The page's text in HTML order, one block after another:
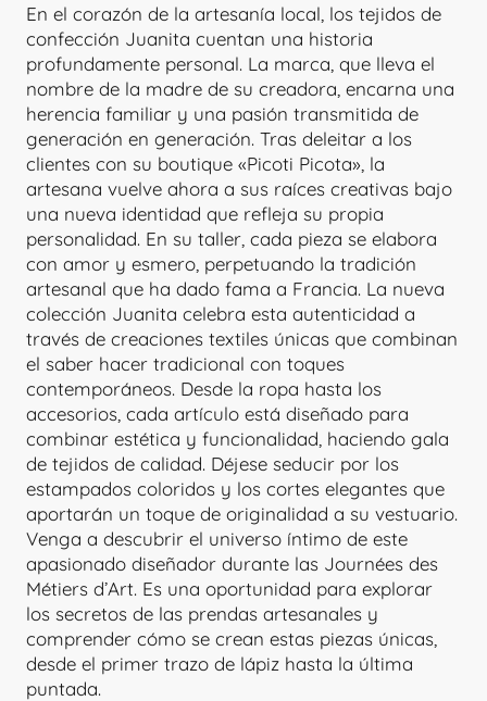
En el corazón de la artesanía local, los tejidos de
confección Juanita cuentan una historia
profundamente personal. La marca, que lleva el
nombre de la madre de su creadora, encarna una
herencia familiar y una pasión transmitida de
generación en generación. Tras deleitar a los
clientes con su boutique «Picoti Picota», la
artesana vuelve ahora a sus raíces creativas bajo
una nueva identidad que refleja su propia
personalidad. En su taller, cada pieza se elabora
con amor y esmero, perpetuando la tradición
artesanal que ha dado fama a Francia. La nueva
colección Juanita celebra esta autenticidad a
través de creaciones textiles únicas que combinan
el saber hacer tradicional con toques
contemporáneos. Desde la ropa hasta los
accesorios, cada artículo está diseñado para
combinar estética y funcionalidad, haciendo gala
de tejidos de calidad. Déjese seducir por los
estampados coloridos y los cortes elegantes que
aportarán un toque de originalidad a su vestuario.
Venga a descubrir el universo íntimo de este
apasionado diseñador durante las Journées des
Métiers d’Art. Es una oportunidad para explorar
los secretos de las prendas artesanales y
comprender cómo se crean estas piezas únicas,
desde el primer trazo de lápiz hasta la última
puntada.